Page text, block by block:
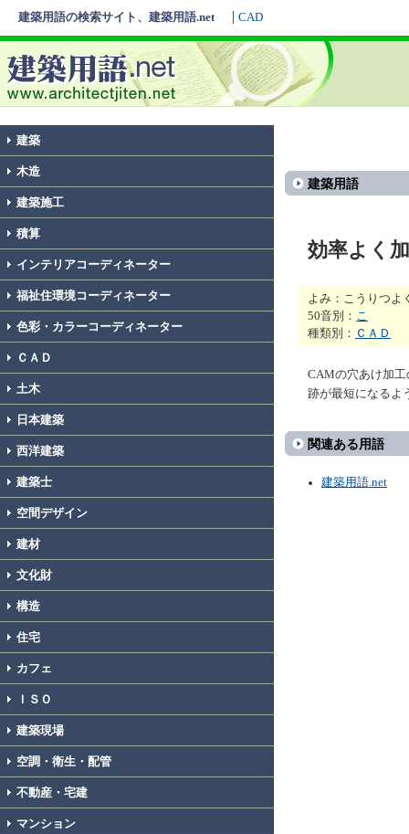
建築用語の検索サイト、建築用語.net CAD
建築
木造
建築施工
積算
インテリアコーディネーター
福祉住環境コーディネーター
色彩・カラーコーディネーター
ＣＡＤ
土木
日本建築
西洋建築
建築士
空間デザイン
建材
文化財
構造
住宅
カフェ
ＩＳＯ
建築現場
空調・衛生・配管
不動産・宅建
マンション
建築用語
効率よく
よみ：こうりつよ
50音別： こ
種類別： ＣＡＤ
CAMの穴あけ加
跡が最短になるよ
関連ある用語
建築用語.net